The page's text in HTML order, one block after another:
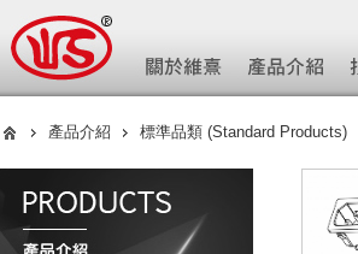
產品介紹 標準品類 (Standard Products)